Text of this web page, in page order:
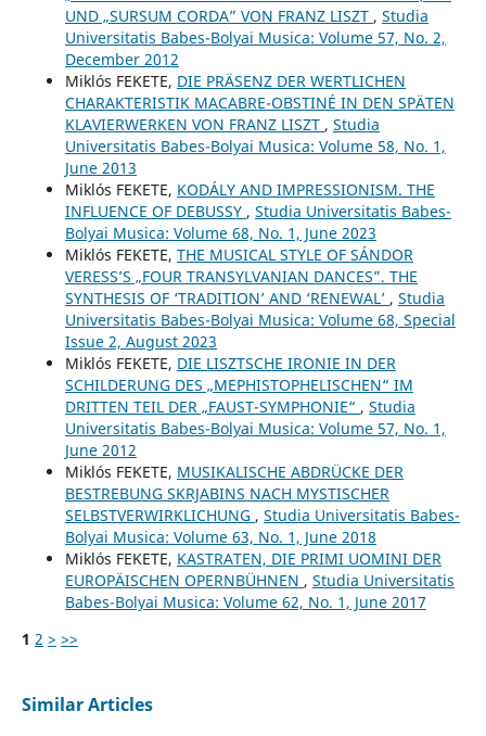
UND „SURSUM CORDA” VON FRANZ LISZT , Studia
Universitatis Babes-Bolyai Musica: Volume 57, No. 2,
December 2012
Miklós FEKETE, DIE PRÄSENZ DER WERTLICHEN
CHARAKTERISTIK MACABRE-OBSTINÉ IN DEN SPÄTEN
KLAVIERWERKEN VON FRANZ LISZT , Studia
Universitatis Babes-Bolyai Musica: Volume 58, No. 1,
June 2013
Miklós FEKETE, KODÁLY AND IMPRESSIONISM. THE
INFLUENCE OF DEBUSSY , Studia Universitatis Babes-
Bolyai Musica: Volume 68, No. 1, June 2023
Miklós FEKETE, THE MUSICAL STYLE OF SÁNDOR
VERESS’S „FOUR TRANSYLVANIAN DANCES”. THE
SYNTHESIS OF ‘TRADITION’ AND ‘RENEWAL’ , Studia
Universitatis Babes-Bolyai Musica: Volume 68, Special
Issue 2, August 2023
Miklós FEKETE, DIE LISZTSCHE IRONIE IN DER
SCHILDERUNG DES „MEPHISTOPHELISCHEN“ IM
DRITTEN TEIL DER „FAUST-SYMPHONIE“ , Studia
Universitatis Babes-Bolyai Musica: Volume 57, No. 1,
June 2012
Miklós FEKETE, MUSIKALISCHE ABDRÜCKE DER
BESTREBUNG SKRJABINS NACH MYSTISCHER
SELBSTVERWIRKLICHUNG , Studia Universitatis Babes-
Bolyai Musica: Volume 63, No. 1, June 2018
Miklós FEKETE, KASTRATEN, DIE PRIMI UOMINI DER
EUROPÄISCHEN OPERNBÜHNEN , Studia Universitatis
Babes-Bolyai Musica: Volume 62, No. 1, June 2017
1 2 > >>
Similar Articles